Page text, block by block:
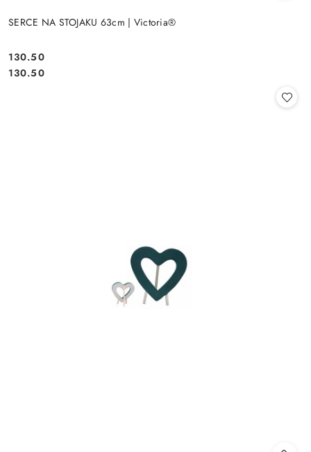
SERCE NA STOJAKU 63cm | Victoria®
Cena:
130.50
Cena:
130.50